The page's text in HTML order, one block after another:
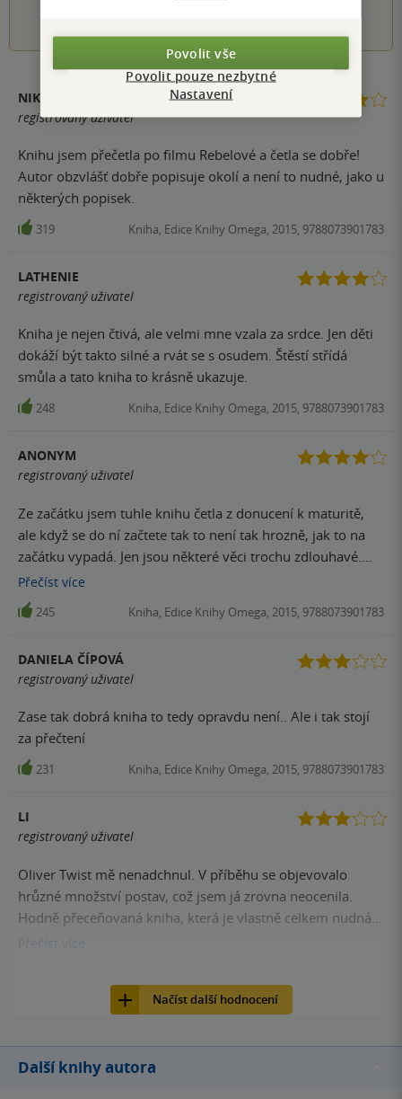
NIKOLA MATOUŠKOVÁ
registrovaný uživatel
Knihu jsem přečetla po filmu Rebelové a četla se dobře!
Autor obzvlášť dobře popisuje okolí a není to nudné, jako u
některých popisek.
319 Kniha, Edice Knihy Omega, 2015, 9788073901783
LATHENIE
registrovaný uživatel
Kniha je nejen čtivá, ale velmi mne vzala za srdce. Jen děti
dokáží být takto silné a rvát se s osudem. Štěstí střídá
smůla a tato kniha to krásně ukazuje.
248 Kniha, Edice Knihy Omega, 2015, 9788073901783
ANONYM
registrovaný uživatel
Ze začátku jsem tuhle knihu četla z donucení k maturitě,
ale když se do ní začtete tak to není tak hrozně, jak to na
začátku vypadá. Jen jsou některé věci trochu zdlouhavé.
Ale pokud vybíráte knihy k maturitě, tak tohle je určitě
dobrá volba
Přečíst více
245 Kniha, Edice Knihy Omega, 2015, 9788073901783
DANIELA ČÍPOVÁ
registrovaný uživatel
Zase tak dobrá kniha to tedy opravdu není.. Ale i tak stojí
za přečtení
231 Kniha, Edice Knihy Omega, 2015, 9788073901783
LI
registrovaný uživatel
Oliver Twist mě nenadchnul. V příběhu se objevovalo
hrůzné množství postav, což jsem já zrovna neocenila.
Hodně přeceňovaná kniha, která je vlastně celkem nudná a
až moc dlouhá. Popisy jsou zdlouhavé a zbytečně roztáhlé.
a možná taky příběh Henryho a Rózy. Byly to takové dva
světlé (u Nancy smutné) momenty knihy, které mě donutily
Přečíst
Načíst další hodnocení
Další knihy autora
Povolit vše
Povolit pouze nezbytné
Nastavení